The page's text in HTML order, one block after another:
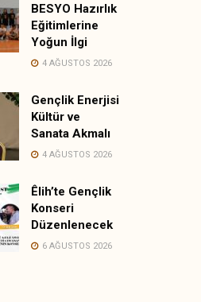
BESYO Hazırlık
Eğitimlerine
Yoğun İlgi
4 AĞUSTOS 2026
Gençlik Enerjisi
Kültür ve
Sanata Akmalı
4 AĞUSTOS 2026
Êlih’te Gençlik
Konseri
Düzenlenecek
6 AĞUSTOS 2026